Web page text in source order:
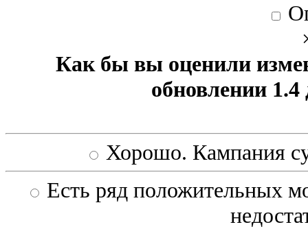
Как бы вы оценили
обновлении
Хорошо. Кампания
Есть ряд положительных